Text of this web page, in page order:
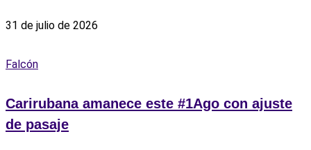
31 de julio de 2026
Falcón
‎Carirubana amanece este #1Ago con ajuste
de pasaje